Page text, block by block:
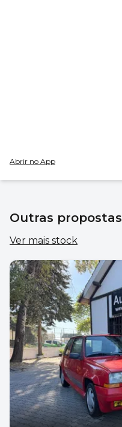
Abrir no App
Outras propostas
Ver mais stock